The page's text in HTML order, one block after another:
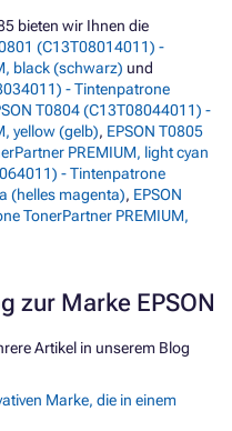
bieten wir Ihnen die
(C13T08014011) -
black (schwarz) und
- Tintenpatrone
T0804 (C13T08044011) -
yellow (gelb), EPSON T0805
PREMIUM, light cyan
- Tintenpatrone
(helles magenta), EPSON
TonerPartner PREMIUM,
zur Marke EPSON
Artikel in unserem Blog
Marke, die in einem